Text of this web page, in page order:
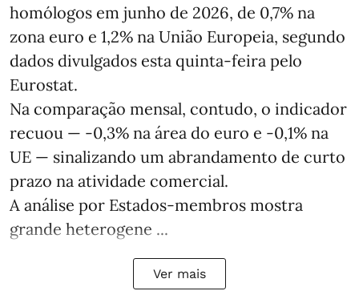
homólogos em junho de 2026, de 0,7% na
zona euro e 1,2% na União Europeia, segundo
dados divulgados esta quinta-feira pelo
Eurostat.
Na comparação mensal, contudo, o indicador
recuou — -0,3% na área do euro e -0,1% na
UE — sinalizando um abrandamento de curto
prazo na atividade comercial.
A análise por Estados‑membros mostra
grande heterogene ...
Ver mais